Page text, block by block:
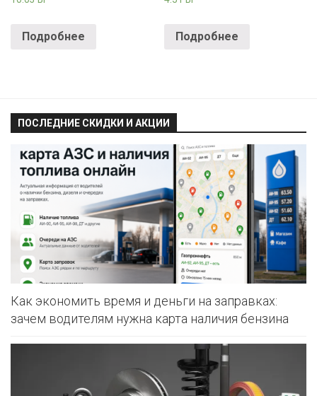
Подробнее Подробнее
ПОСЛЕДНИЕ СКИДКИ И АКЦИИ
Как экономить время и деньги на заправках:
зачем водителям нужна карта наличия бензина